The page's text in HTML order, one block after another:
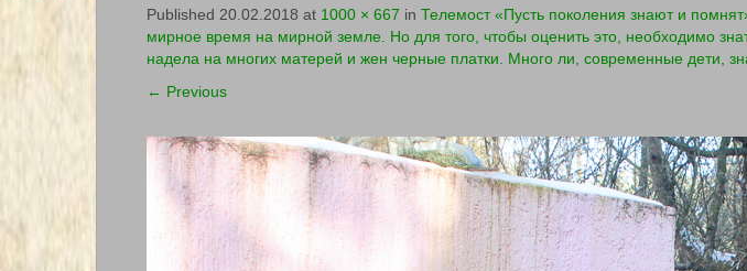
Published 20.02.2018 at 1000 × 667 in Телемост «Пусть поколения знают и
мирное время на мирной земле. Но для того, чтобы оценить это, необходимо
надела на многих матерей и жен черные платки. Много ли, современные дети,
← Previous